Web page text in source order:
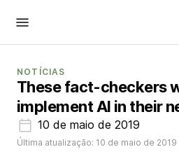
NOTÍCIAS
These fact-checkers
implement AI in their
10 de maio de 2019
Última atualização: 10 de maio de 2019